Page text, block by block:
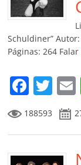
o
k
Schuldiner”
Páginas: 264 Falar
F
a
c
e
T
w
itt
er l
188593